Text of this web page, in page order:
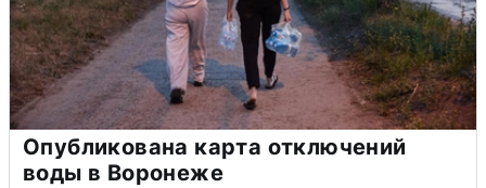
Опубликована карта отключений
воды в Воронеже